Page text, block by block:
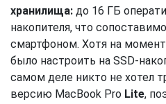
хранилища: до 16 ГБ
накопителя, что
смартфоном. Хотя на
было настроить на SSD-
самом деле никто не хотел
версию MacBook Pro Lite,